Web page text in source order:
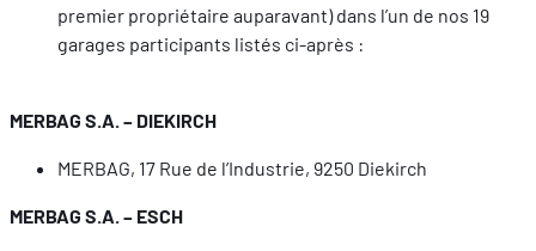
premier propriétaire auparavant) dans l’un de nos 19
garages participants listés ci-après :
MERBAG S.A. – DIEKIRCH
MERBAG, 17 Rue de l’Industrie, 9250 Diekirch
MERBAG S.A. – ESCH